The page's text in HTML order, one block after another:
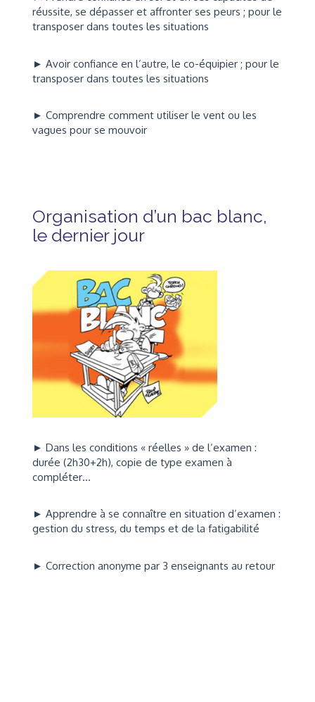
réussite, se dépasser et affronter ses peurs ; pour le
transposer dans toutes les situations
► Avoir confiance en l’autre, le co-équipier ; pour le
transposer dans toutes les situations
► Comprendre comment utiliser le vent ou les
vagues pour se mouvoir
Organisation d’un bac blanc,
le dernier jour
► Dans les conditions « réelles » de l’examen :
durée (2h30+2h), copie de type examen à
compléter…
► Apprendre à se connaître en situation d’examen :
gestion du stress, du temps et de la fatigabilité
► Correction anonyme par 3 enseignants au retour